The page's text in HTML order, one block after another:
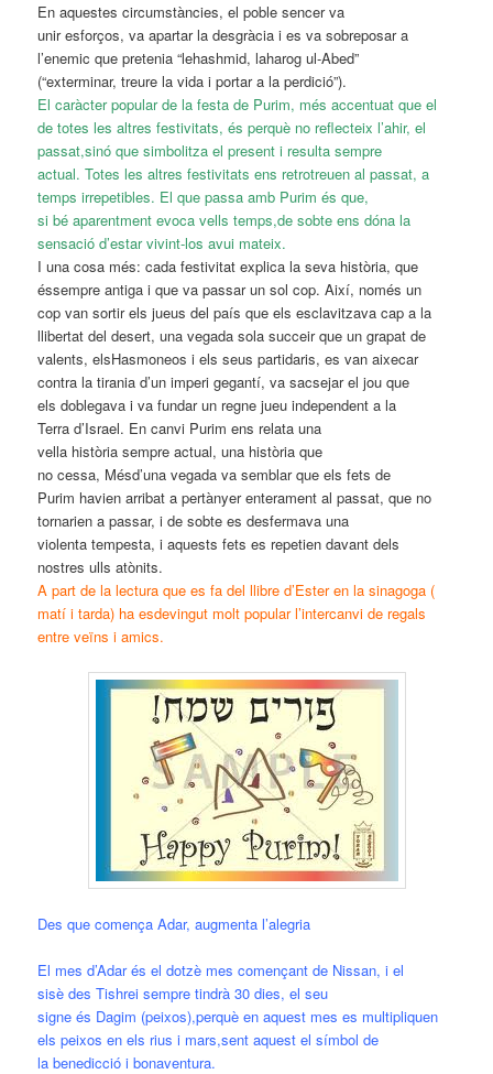
En aquestes circumstàncies, el poble sencer va
unir esforços, va apartar la desgràcia i es va sobreposar a
l’enemic que pretenia “lehashmid, laharog ul-Abed”
(“exterminar, treure la vida i portar a la perdició”).
El caràcter popular de la festa de Purim, més accentuat que el
de totes les altres festivitats, és perquè no reflecteix l’ahir, el
passat,sinó que simbolitza el present i resulta sempre
actual. Totes les altres festivitats ens retrotreuen al passat, a
temps irrepetibles. El que passa amb Purim és que,
si bé aparentment evoca vells temps,de sobte ens dóna la
sensació d’estar vivint-los avui mateix.
I una cosa més: cada festivitat explica la seva història, que
éssempre antiga i que va passar un sol cop. Així, només un
cop van sortir els jueus del país que els esclavitzava cap a la
llibertat del desert, una vegada sola succeir que un grapat de
valents, elsHasmoneos i els seus partidaris, es van aixecar
contra la tirania d’un imperi gegantí, va sacsejar el jou que
els doblegava i va fundar un regne jueu independent a la
Terra d’Israel. En canvi Purim ens relata una
vella història sempre actual, una història que
no cessa, Mésd’una vegada va semblar que els fets de
Purim havien arribat a pertànyer enterament al passat, que no
tornarien a passar, i de sobte es desfermava una
violenta tempesta, i aquests fets es repetien davant dels
nostres ulls atònits.
A part de la lectura que es fa del llibre d’Ester en lasinagoga (
matí i tarda) ha esdevingut molt popular l’intercanvi de regals
entre veïns i amics.
Des que comença Adar, augmenta l’alegria
El mes d’Adar és el dotzè mes començant de Nissan, i el
sisè des Tishrei sempre tindrà 30 dies, el seu
signe és Dagim (peixos),perquè en aquest mes es multipliquen
els peixos en els rius i mars,sent aquest el símbol de
la benedicció i bonaventura.